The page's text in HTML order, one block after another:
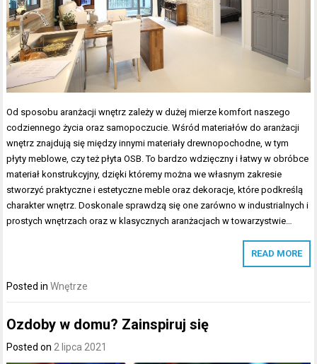
Od sposobu aranżacji wnętrz zależy w dużej mierze komfort naszego
codziennego życia oraz samopoczucie. Wśród materiałów do aranżacji
wnętrz znajdują się między innymi materiały drewnopochodne, w tym
płyty meblowe, czy też płyta OSB. To bardzo wdzięczny i łatwy w obróbce
materiał konstrukcyjny, dzięki któremy można we własnym zakresie
stworzyć praktyczne i estetyczne meble oraz dekoracje, które podkreślą
charakter wnętrz. Doskonale sprawdzą się one zarówno w industrialnych i
prostych wnętrzach oraz w klasycznych aranżacjach w towarzystwie…
READ MORE
Posted inWnętrze
Ozdoby w domu? Zainspiruj się
Posted on 2 lipca 2021